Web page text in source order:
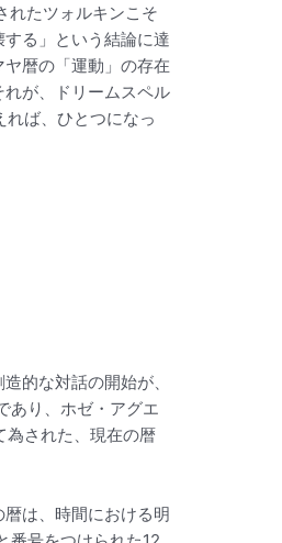
れたツォルキンこそ
る」という結論に達
暦の「運動」の存在
が、ドリームスペル
ば、ひとつになっ
的な対話の開始が、
あり、ホゼ・アグエ
為された、現在の暦
は、時間における明